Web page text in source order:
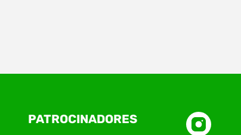
e equipe da entidade para o
ACIRS, Jardel José Busarello,
PATROCINADORES